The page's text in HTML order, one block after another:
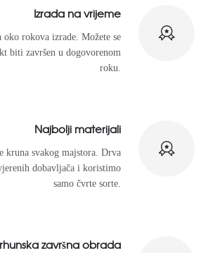
Izrada na vrijeme
oko rokova izrade. Možete se
biti završen u dogovorenom
roku.
Najbolji materijali
kruna svakog majstora. Drva
dobavljača i koristimo
samo čvrte sorte.
završna obrada